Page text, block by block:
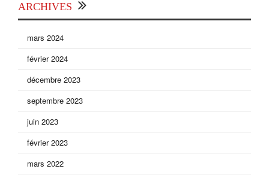
ARCHIVES
mars 2024
février 2024
décembre 2023
septembre 2023
juin 2023
février 2023
mars 2022